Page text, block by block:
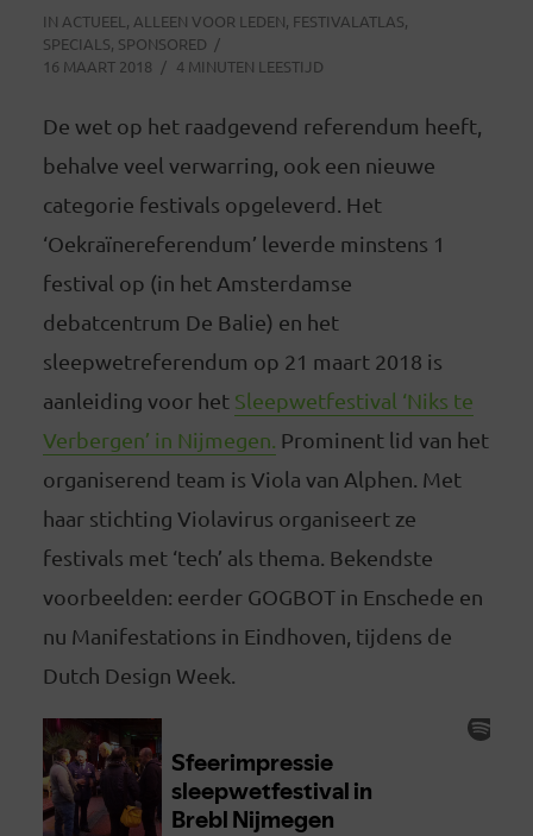
IN ACTUEEL , ALLEEN VOOR LEDEN, FESTIVALATLAS,
SPECIALS, SPONSORED
16 MAART 2018
4 MINUTEN LEESTIJD
De wet op het raadgevend referendum heeft,
behalve veel verwarring, ook een nieuwe
categorie festivals opgeleverd. Het
‘Oekraïnereferendum’ leverde minstens 1
festival op (in het Amsterdamse
debatcentrum De Balie) en het
sleepwetreferendum op 21 maart 2018 is
aanleiding voor het Sleepwetfestival ‘Niks te
Verbergen’ in Nijmegen. Prominent lid van het
organiserend team is Viola van Alphen. Met
haar stichting Violavirus organiseert ze
festivals met ‘tech’ als thema. Bekendste
voorbeelden: eerder GOGBOT in Enschede en
nu Manifestations in Eindhoven, tijdens de
Dutch Design Week.